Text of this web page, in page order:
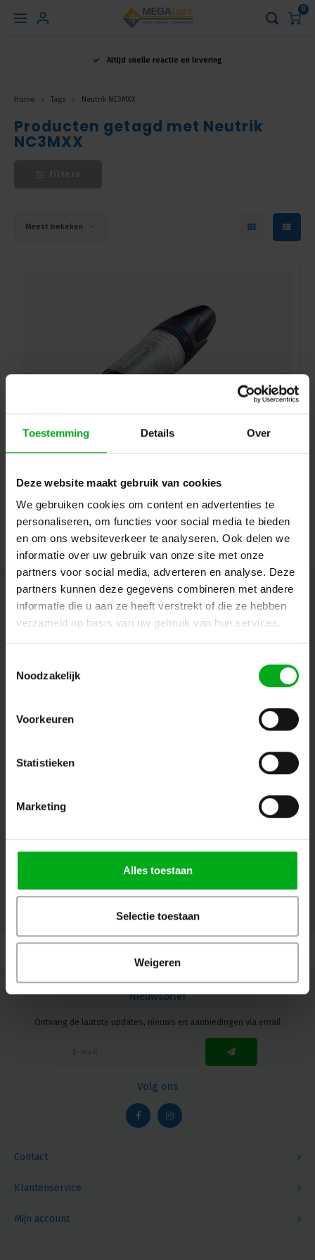
Toestemming Details Over
Deze website maakt gebruik van cookies
We gebruiken cookies om content en advertenties te
personaliseren, om functies voor social media te bieden
en om ons websiteverkeer te analyseren. Ook delen we
informatie over uw gebruik van onze site met onze
partners voor social media, adverteren en analyse. Deze
partners kunnen deze gegevens combineren met andere
informatie die u aan ze heeft verstrekt of die ze hebben
verzameld op basis van uw gebruik van hun services.
Noodzakelijk
Voorkeuren
Statistieken
Marketing
Alles toestaan
Selectie toestaan
Weigeren
Hoofdmenu
Nederlands
0
Altijd snelle reactie en levering
Home Tags Neutrik NC3MXX
Producten getagd met Neutrik
NC3MXX
Meest bekeken
Neutrik | NC3MXX | XLR kabeldeel 3 pin pen nikkel
Neutrik | NC3MXX
Login voor prijzen
Contact
Nieuwsbrief
Ontvang de laatste updates, nieuws en aanbiedingen via email
© Copyright 2026 Megalight sa/nv - Theme by
Contact
Nieuwsbrief
Ontvang de laatste updates, nieuws en aanbiedingen via email
Volg ons
Klantenservice
Mijn account